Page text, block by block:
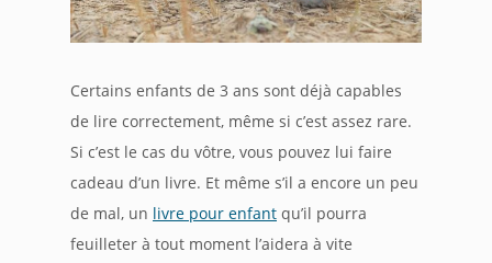
Certains enfants de 3 ans sont déjà capables
de lire correctement, même si c’est assez rare.
Si c’est le cas du vôtre, vous pouvez lui faire
cadeau d’un livre. Et même s’il a encore un peu
de mal, un livre pour enfant qu’il pourra
feuilleter à tout moment l’aidera à vite